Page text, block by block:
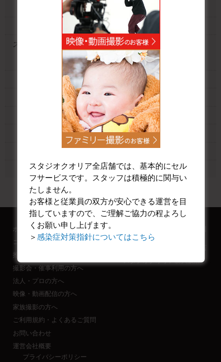
新大阪店ステージスタジオ
新大阪店ホワイトIIスタジオ
スタジオクオリア大阪平野店
大阪平野店LDKスタジオ
大阪平野店ブライトスタジオ
大阪平野店ヨーロピアンスタジオ
大阪平野店ゴシックスタジオ
大阪平野店チャペルスタジオ
大阪平野店異世界神殿 白廃墟スタジオ
大阪平野店ガーデンテラスエリア
ホーム
コスプレ撮影の方へ
推し会・生誕祭利用の方へ
撮影会・催事利用の方へ
法人・プロの方へ
映像・動画配信の方へ
家族撮影の方へ
ご利用規約・よくあるご質問
お問い合わせ
運営会社概要
プライバシーポリシー
店
スタジオクオリア新大阪店
スタジオクオリア全店舗では、基本的にセル
フサービスです。スタッフは積極的に関与い
たしません。
お客様と従業員の双方が安心できる運営を目
指していますので、ご理解ご協力の程よろし
くお願い申し上げます。
＞感染症対策指針についてはこちら